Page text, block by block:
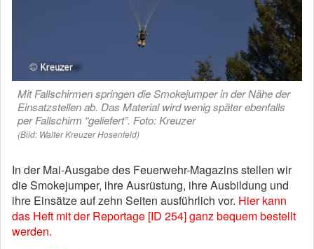
Mit Fallschirmen springen die Smokejumper in der Nähe der
Einsatzstellen ab. Das Material wird wenig später ebenfalls
per Fallschirm “geliefert”. Foto: Kreuzer
(Bild: Walter Kreuzer Hosenfeld)
In der Mai-Ausgabe des Feuerwehr-Magazins stellen wir
die Smokejumper, ihre Ausrüstung, ihre Ausbildung und
ihre Einsätze auf zehn Seiten ausführlich vor. Hier kann
das Heft mit der Reportage [ID 254] ganz bequem bestellt
werden.